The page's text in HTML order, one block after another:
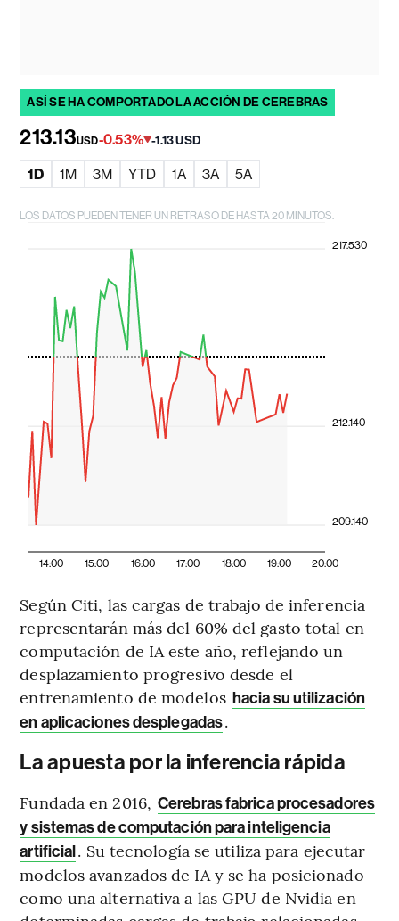
ASÍ SE HA COMPORTADO LA ACCIÓN DE CEREBRAS
213.13USD-0.53% -1.13 USD
1D 1M 3M YTD 1A 3A 5A
LOS DATOS PUEDEN TENER UN RETRASO DE HASTA 20 MINUTOS.
14:00 15:00 16:00 17:00 18:00 19:00 20:00
209.140
212.140
217.530
Según Citi, las cargas de trabajo de inferencia
representarán más del 60% del gasto total en
computación de IA este año, reflejando un
desplazamiento progresivo desde el
entrenamiento de modelos hacia su utilización
en aplicaciones desplegadas.
La apuesta por la inferencia rápida
Fundada en 2016, Cerebras fabrica procesadores
y sistemas de computación para inteligencia
artificial. Su tecnología se utiliza para ejecutar
modelos avanzados de IA y se ha posicionado
como una alternativa a las GPU de Nvidia en